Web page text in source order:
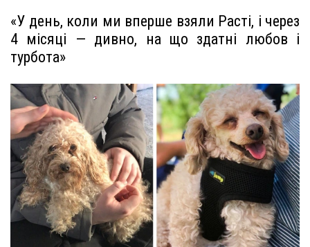
«У день, коли ми вперше взяли Расті, і через
4 місяці — дивно, на що здатні любов і
турбота»